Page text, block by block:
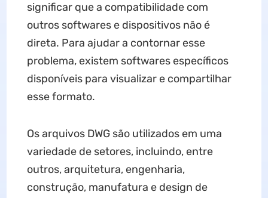
significar que a compatibilidade com
outros softwares e dispositivos não é
direta. Para ajudar a contornar esse
problema, existem softwares específicos
disponíveis para visualizar e compartilhar
esse formato.
Os arquivos DWG são utilizados em uma
variedade de setores, incluindo, entre
outros, arquitetura, engenharia,
construção, manufatura e design de